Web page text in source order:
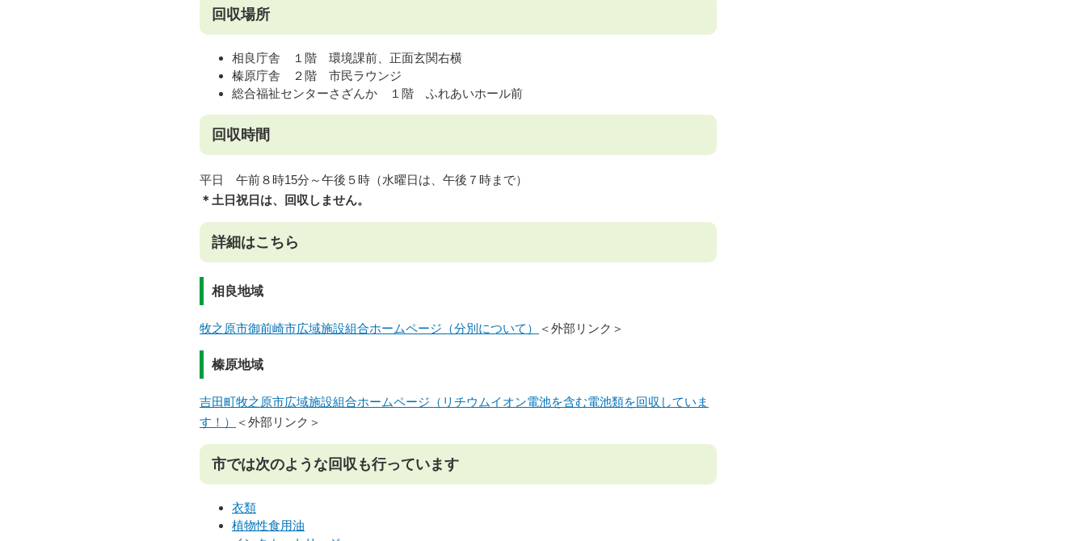
回収場所
相良庁舎 １階 環境課前、正面玄関右横
榛原庁舎 ２階 市民ラウンジ
総合福祉センターさざんか １階 ふれあいホール前
回収時間
平日 午前８時15分～午後５時（水曜日は、午後７時まで）
＊土日祝日は、回収しません。
詳細はこちら
相良地域
牧之原市御前崎市広域施設組合ホームページ（分別について） ＜外部リンク＞
榛原地域
吉田町牧之原市広域施設組合ホームページ（リチウムイオン電池を含む電池類を回収していま
す！）
＜外部リンク＞
市では次のような回収も行っています
衣類
植物性食用油